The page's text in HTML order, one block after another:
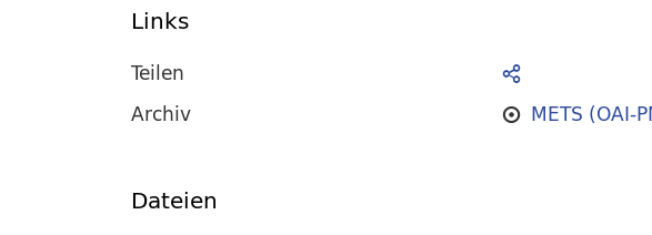
Links
Teilen
Archiv
METS (OAI-
Dateien